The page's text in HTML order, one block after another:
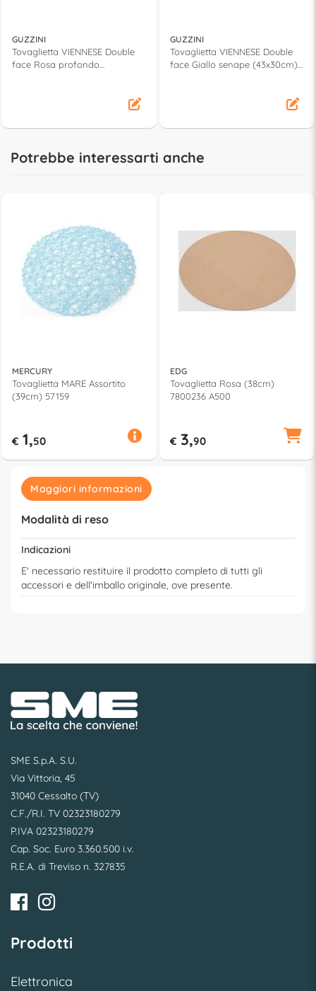
GUZZINI
Tovaglietta VIENNESE Double
face Rosa profondo
GUZZINI
Tovaglietta VIENNESE Double
face Giallo senape (43x30cm)
Potrebbe interessarti anche
MERCURY
Tovaglietta MARE Assortito
(39cm) 57159
€ 1,50
EDG
Tovaglietta Rosa (38cm)
7800236 A500
€ 3,90
Maggiori informazioni
Modalità di reso
Indicazioni
E' necessario restituire il prodotto completo di tutti gli
accessori e dell'imballo originale, ove presente.
SME S.p.A. S.U.
Via Vittoria, 45
31040 Cessalto (TV)
C.F./R.I. TV 02323180279
P.IVA 02323180279
Cap. Soc. Euro 3.360.500 i.v.
R.E.A. di Treviso n. 327835
Prodotti
Elettronica